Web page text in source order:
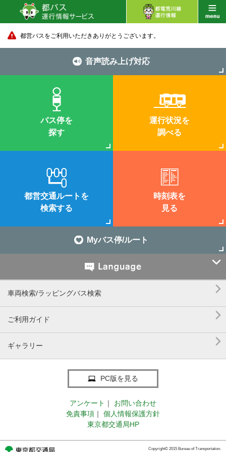
都営バスをご利用いただきありがとうございます。
音声読み上げ対応
バス停を
探す
運行状況を
調べる
都営交通ルートを
検索する
時刻表を
見る
Myバス停/ルート

車両検索/ラッピングバス検索 
ご利用ガイド 
ギャラリー 
PC版を見る
アンケート ｜
お問い合わせ
免責事項 ｜
個人情報保護方針
東京都交通局HP
Copyright© 2015 Bureau of Transportation.